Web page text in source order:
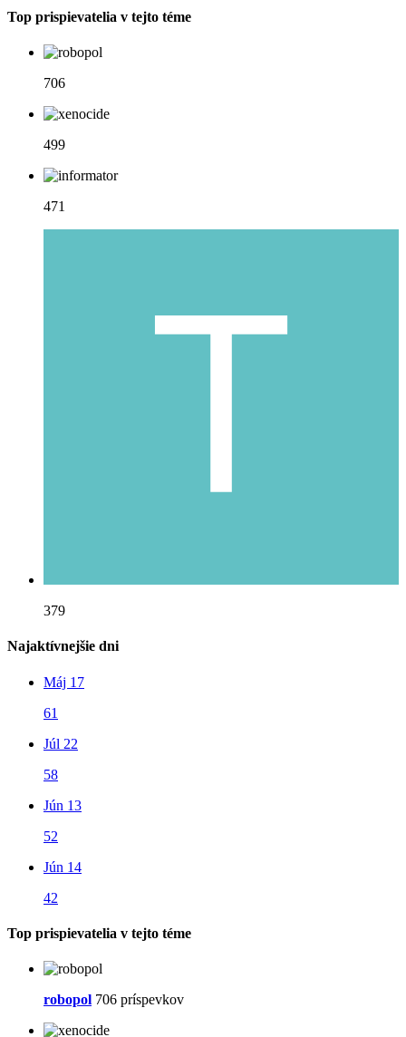
Top prispievatelia v tejto téme
706
499
471
379
Najaktívnejšie dni
Máj 17
61
Júl 22
58
Jún 13
52
Jún 14
42
Top prispievatelia v tejto téme
robopol 706 príspevkov